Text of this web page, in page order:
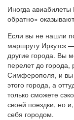
Иногда
обратно»
Если вы не нашли
маршруту Иркутск
другие города. Вы
перелет до города,
Симферополя, и вы
этого города, а
только сможете
своей поездки, но
себя городом.